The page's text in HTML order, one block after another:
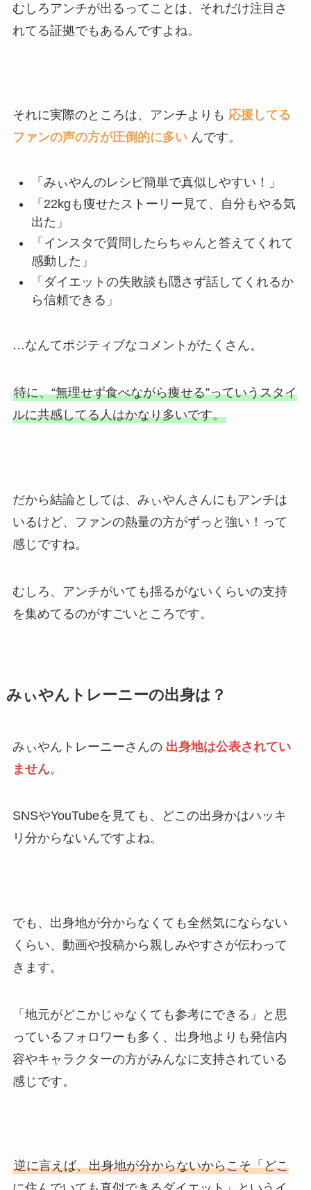
むしろアンチが出るってことは、それだけ注目さ
れてる証拠でもあるんですよね。
それに実際のところは、アンチよりも 応援してる
ファンの声の方が圧倒的に多いんです。
「みぃやんのレシピ簡単で真似しやすい！」
「22kgも痩せたストーリー見て、自分もやる気
出た」
「インスタで質問したらちゃんと答えてくれて
感動した」
「ダイエットの失敗談も隠さず話してくれるか
ら信頼できる」
…なんてポジティブなコメントがたくさん。
特に、“無理せず食べながら痩せる”っていうスタイ
ルに共感してる人はかなり多いです。
だから結論としては、みぃやんさんにもアンチは
いるけど、ファンの熱量の方がずっと強い！って
感じですね。
むしろ、アンチがいても揺るがないくらいの支持
を集めてるのがすごいところです。
みぃやんトレーニーの出身は？
みぃやんトレーニーさんの 出身地は公表されてい
ません。
SNSやYouTubeを見ても、どこの出身かはハッキ
リ分からないんですよね。
でも、出身地が分からなくても全然気にならない
くらい、動画や投稿から親しみやすさが伝わって
きます。
「地元がどこかじゃなくても参考にできる」と思
っているフォロワーも多く、出身地よりも発信内
容やキャラクターの方がみんなに支持されている
感じです。
逆に言えば、出身地が分からないからこそ「どこ